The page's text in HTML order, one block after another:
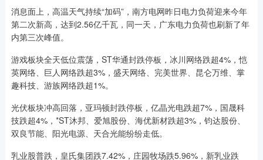
消息面上，高温天气持续“加码”，南方电网昨日电力负荷迎来今年
第二次新高，达到2.56亿千瓦，同一天，广东电力负荷也刷新了年
内第三次峰值。
游戏板块全天低位震荡，ST华通封跌停板，冰川网络跌超4%，恺
英网络、巨人网络跌超3%，盛天网络、完美世界、昆仑万维、掌
趣科技、游族网络跌超1%。
光伏板块冲高回落，亚玛顿封跌停板，亿晶光电跌超7%，国晟科
技跌超4%，*ST沐邦、爱旭股份、海优新材跌超3%，钧达股份、
双良节能、阳光电源、天合光能纷纷走低。
乳业股普跌，皇氏集团跌7.42%，庄园牧场跌5.96%，新乳业跌